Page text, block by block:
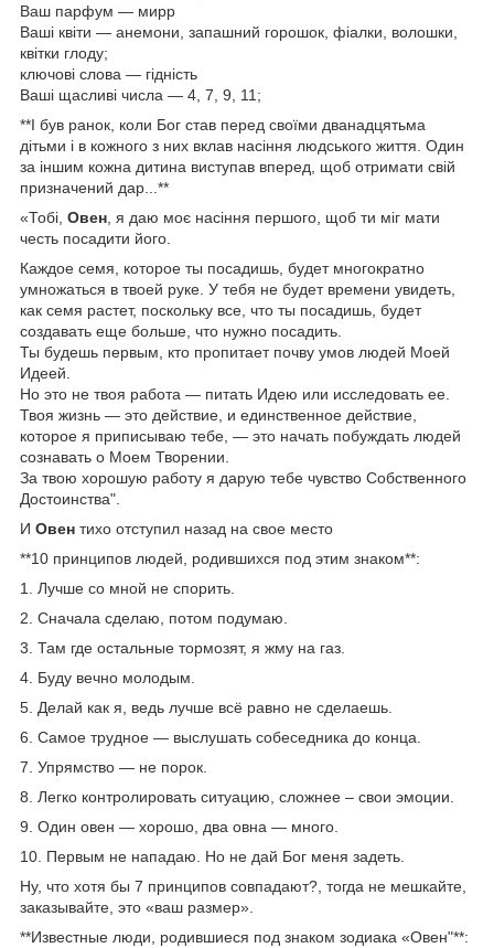
Ваш парфум — мирр
Ваші квіти — анемони, запашний горошок, фіалки, волошки,
квітки глоду;
ключові слова — гідність
Ваші щасливі числа — 4, 7, 9, 11;
**І був ранок, коли Бог став перед своїми дванадцятьма
дітьми і в кожного з них вклав насіння людського життя. Один
за іншим кожна дитина виступав вперед, щоб отримати свій
призначений дар...**
«Тобі, Овен , я даю моє насіння першого, щоб ти міг мати
честь посадити його.
Каждое семя, которое ты посадишь, будет многократно
умножаться в твоей руке. У тебя не будет времени увидеть,
как семя растет, поскольку все, что ты посадишь, будет
создавать еще больше, что нужно посадить.
Ты будешь первым, кто пропитает почву умов людей Моей
Идеей.
Но это не твоя работа — питать Идею или исследовать ее.
Твоя жизнь — это действие, и единственное действие,
которое я приписываю тебе, — это начать побуждать людей
сознавать о Моем Творении.
За твою хорошую работу я дарую тебе чувство Собственного
Достоинства".
И Овен тихо отступил назад на свое место
**10 принципов людей, родившихся под этим знаком**:
1. Лучше со мной не спорить.
2. Сначала сделаю, потом подумаю.
3. Там где остальные тормозят, я жму на газ.
4. Буду вечно молодым.
5. Делай как я, ведь лучше всё равно не сделаешь.
6. Самое трудное — выслушать собеседника до конца.
7. Упрямство — не порок.
8. Легко контролировать ситуацию, сложнее – свои эмоции.
9. Один овен — хорошо, два овна — много.
10. Первым не нападаю. Но не дай Бог меня задеть.
Ну, что хотя бы 7 принципов совпадают?, тогда не мешкайте,
заказывайте, это «ваш размер».
**Известные люди, родившиеся под знаком зодиака «Овен"**: